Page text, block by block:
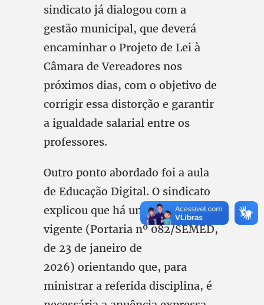
sindicato já dialogou com a
gestão municipal, que deverá
encaminhar o Projeto de Lei à
Câmara de Vereadores nos
próximos dias, com o objetivo de
corrigir essa distorção e garantir
a igualdade salarial entre os
professores.
Outro ponto abordado foi a aula
de Educação Digital. O sindicato
explicou que há uma portaria
vigente (Portaria nº 082/SEMED,
de 23 de janeiro de
2026) orientando que, para
ministrar a referida disciplina, é